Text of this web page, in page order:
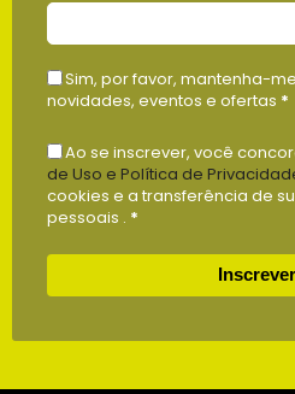
Sim, por favor, mantenha-
novidades, eventos e ofertas *
Ao se inscrever, você
de Uso e Política de
cookies e a transferência de
pessoais . *